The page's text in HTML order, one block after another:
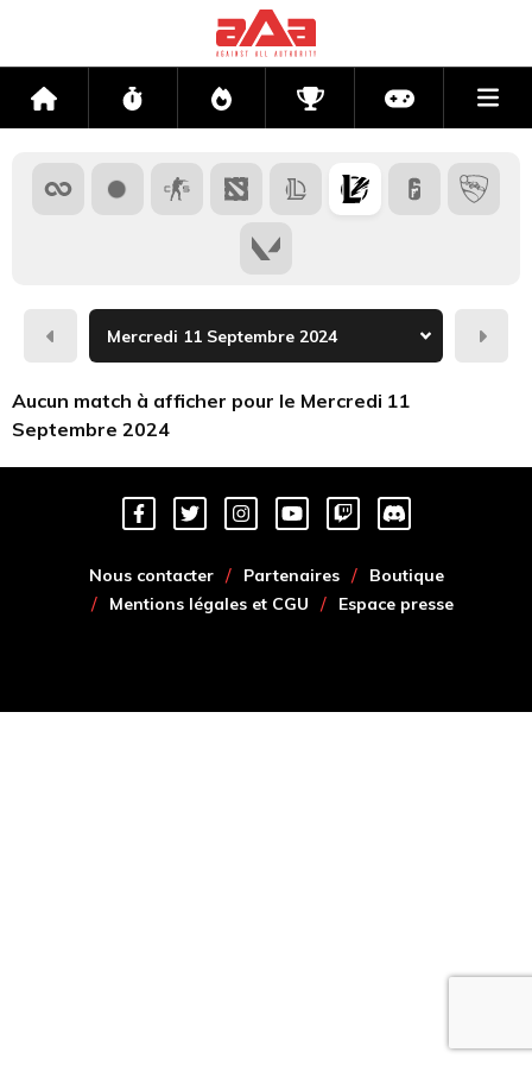
Accueil Flux Directs CompétitionsActu jeux
Hier
Aucun match à afficher pour le Mercredi 11
Septembre 2024
Nous contacter Partenaires
Boutique
Mentions légales et CGU
Espace presse